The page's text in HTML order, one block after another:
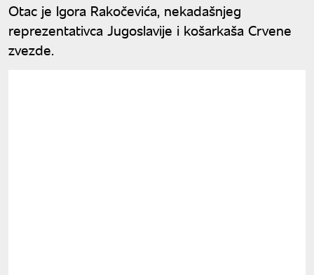
Otac je Igora Rakočevića, nekadašnjeg
reprezentativca Jugoslavije i košarkaša Crvene
zvezde.